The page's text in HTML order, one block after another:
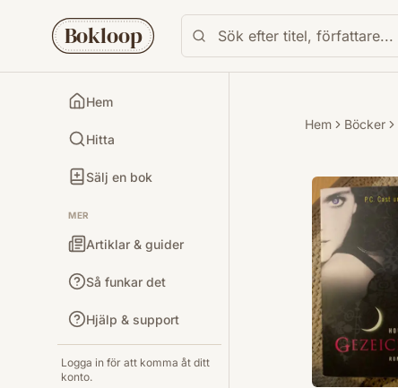
Bokloop
Hem
Hitta
Sälj en bok
MER
Artiklar & guider
Så funkar det
Hjälp & support
Logga in för att komma åt ditt
konto.
Hem Böcker